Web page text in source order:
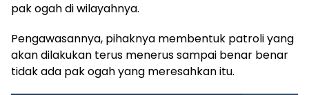
pak ogah di wilayahnya.
Pengawasannya, pihaknya membentuk patroli yang
akan dilakukan terus menerus sampai benar benar
tidak ada pak ogah yang meresahkan itu.